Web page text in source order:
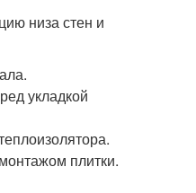
низа стен и
укладкой
плитки.